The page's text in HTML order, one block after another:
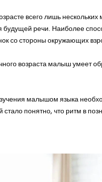
всего лишь
будущей речи. Наиболее
со стороны окружающих
возраста малыш умеет
малышом языка
понятно, что ритм в